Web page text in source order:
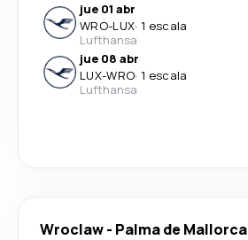
jue 01 abr
WRO-LUX· 1 escala
Lufthansa
jue 08 abr
LUX-WRO· 1 escala
Lufthansa
Wroclaw- Palma de Mallorca